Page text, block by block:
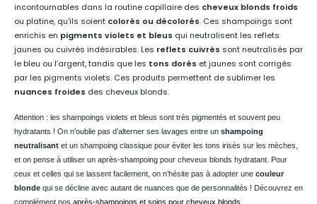
incontournables dans la routine capillaire des cheveux blonds froids
ou platine, qu'ils soient colorés ou décolorés. Ces shampoings sont
enrichis en pigments violets et bleus qui neutralisent les reflets
jaunes ou cuivrés indésirables. Les reflets cuivrés sont neutralisés par
le bleu ou l’argent, tandis que les tons dorés et jaunes sont corrigés
par les pigments violets. Ces produits permettent de sublimer les
nuances froides des cheveux blonds.
Attention : les shampoings violets et bleus sont très pigmentés et souvent peu
hydratants ! On n’oublie pas d’alterner ses lavages entre un shampoing
neutralisant et un shampoing classique pour éviter les tons irisés sur les mèches,
et on pense à utiliser un après-shampoing pour cheveux blonds hydratant. Pour
ceux et celles qui se lassent facilement, on n’hésite pas à adopter une couleur
blonde qui se décline avec autant de nuances que de personnalités ! Découvrez en
complément nos après-shampoings et soins pour cheveux blonds